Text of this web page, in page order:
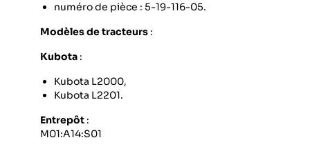
numéro de pièce : 5-19-116-05.
Modèles de tracteurs :
Kubota :
Kubota L2000,
Kubota L2201.
Entrepôt :
M01:A14:S01